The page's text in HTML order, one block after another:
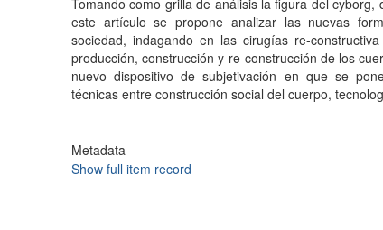
Tomando como grilla de análisis la figura del cyborg,
este artículo se propone analizar las nuevas
sociedad, indagando en las cirugías re-
producción, construcción y re-construcción de los
nuevo dispositivo de subjetivación en que se
técnicas entre construcción social del cuerpo,
Metadata
Show full item record